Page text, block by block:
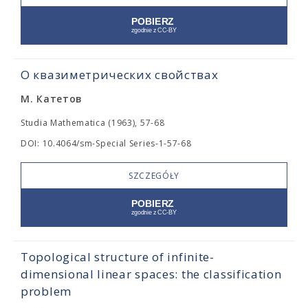
О квазиметрических свойствах
М. Катетов
Studia Mathematica (1963), 57-68
DOI: 10.4064/sm-Special Series-1-57-68
SZCZEGÓŁY
Topological structure of infinite-
dimensional linear spaces: the classification
problem